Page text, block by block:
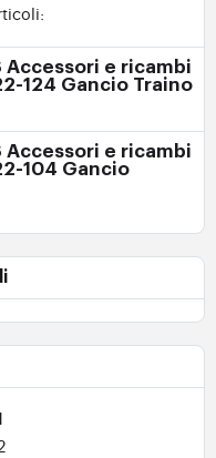
Accessori e ricambi
124 Gancio Traino
Accessori e ricambi
104 Gancio